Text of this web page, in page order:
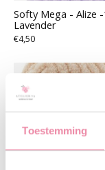
Toestemming
Softy Mega - Alize
Lavender
€4,50